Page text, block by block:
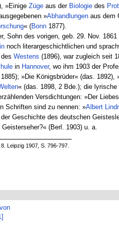
»Einige Zügeaus der Biologiedes
»Abhandlungenaus dem
« (Bonn1877).
Sohn des vorigen, geb. 29. Nov. 1861
noch literargeschichtlichen und
Westens (1896), war zugleich seit
in Hannover, wo ihm 1903 der
1885); »Die Königsbrüder« (das.
« (das. 1898, 2 Bde.); die
Versdichtungen: »Der
Schriften sind zu nennen: »Albert
Geschichte des deutschen
Geisterseher?« (Berl. 1903) u. a.
Leipzig 1907, S. 796-797.